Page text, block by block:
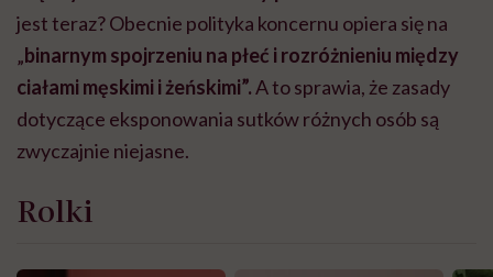
jest teraz? Obecnie polityka koncernu opiera się na
„binarnym spojrzeniu na płeć i rozróżnieniu między
ciałami męskimi i żeńskimi”.A to sprawia, że zasady
dotyczące eksponowania sutków różnych osób są
zwyczajnie niejasne.
Rolki